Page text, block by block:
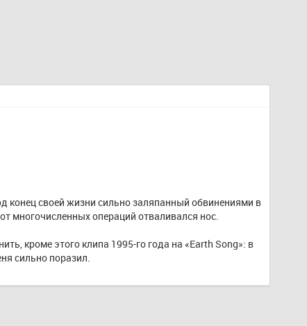
конец своей жизни сильно заляпанный обвинениями в
многочисленных операций отваливался нос.
кроме этого клипа 1995-го года на «Earth Song»: в
сильно поразил.